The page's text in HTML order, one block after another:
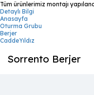
Tüm ürünlerimiz montajı
Detaylı Bilgi
Anasayfa
Oturma Grubu
Berjer
CaddeYıldız
Sorrento Berjer